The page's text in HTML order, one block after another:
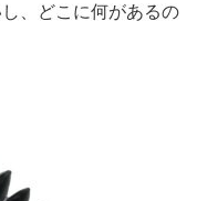
、どこに何があるの